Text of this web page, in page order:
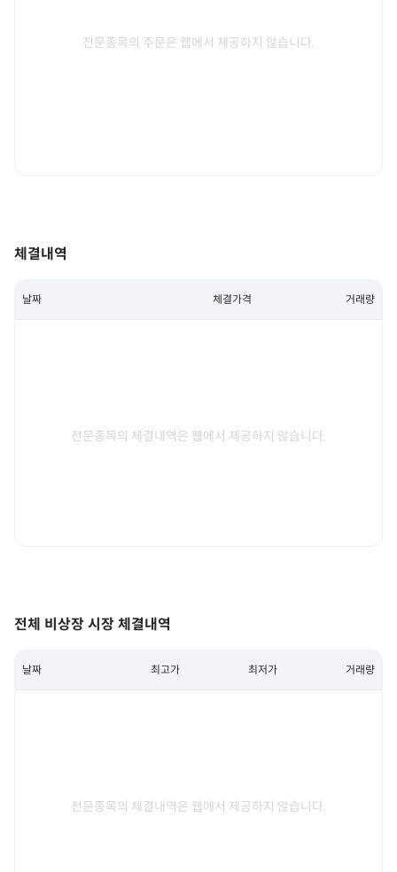
전문종목의 주문은 웹에서 제공하지 않습니다.
체결내역
날짜 체결가격 거래량
전문종목의 체결내역은 웹에서 제공하지 않습니다.
전체 비상장 시장 체결내역
날짜 최고가 최저가 거래량
전문종목의 체결내역은 웹에서 제공하지 않습니다.